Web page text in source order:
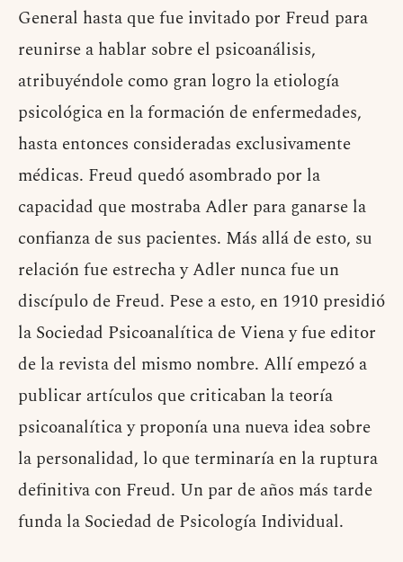
General hasta que fue invitado por Freud para
reunirse a hablar sobre el psicoanálisis,
atribuyéndole como gran logro la etiología
psicológica en la formación de enfermedades,
hasta entonces consideradas exclusivamente
médicas. Freud quedó asombrado por la
capacidad que mostraba Adler para ganarse la
confianza de sus pacientes. Más allá de esto, su
relación fue estrecha y Adler nunca fue un
discípulo de Freud. Pese a esto, en 1910 presidió
la Sociedad Psicoanalítica de Viena y fue editor
de la revista del mismo nombre. Allí empezó a
publicar artículos que criticaban la teoría
psicoanalítica y proponía una nueva idea sobre
la personalidad, lo que terminaría en la ruptura
definitiva con Freud. Un par de años más tarde
funda la Sociedad de Psicología Individual.